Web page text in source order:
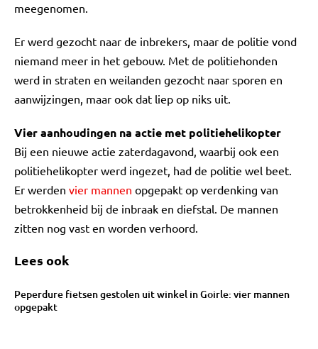
meegenomen.
Er werd gezocht naar de inbrekers, maar de politie vond
niemand meer in het gebouw. Met de politiehonden
werd in straten en weilanden gezocht naar sporen en
aanwijzingen, maar ook dat liep op niks uit.
Vier aanhoudingen na actie met politiehelikopter
Bij een nieuwe actie zaterdagavond, waarbij ook een
politiehelikopter werd ingezet, had de politie wel beet.
Er werden vier mannen opgepakt op verdenking van
betrokkenheid bij de inbraak en diefstal. De mannen
zitten nog vast en worden verhoord.
Lees ook
Peperdure fietsen gestolen uit winkel in Goirle: vier mannen
opgepakt